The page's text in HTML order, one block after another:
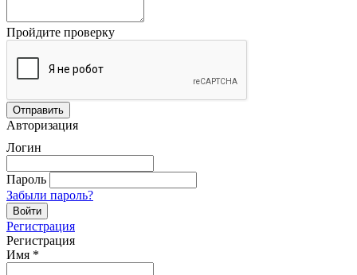
Пройдите проверку
Авторизация
Логин
Пароль
Забыли пароль?
Регистрация
Регистрация
Имя *